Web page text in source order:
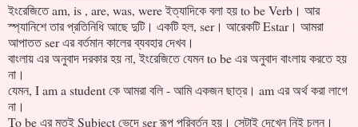
ইংরেজিতে am, is , are, was, were ইত্যাদিকে বলা হয় to be Verb। আর
স্প্যানিশে তার প্রতিনিধি আছে দুটি। একটি হল, ser। আরেকটি Estar। আমরা
আপাতত ser এর বর্তমান কালের ব্যবহার দেখব।
বাংলায় এর অনুবাদ দরকার হয় না, ইংরেজিতে যেমন to be এর অনুবাদ বাংলায় করতে হয়
না।
যেমন, I am a student কে আমরা বলি - আমি একজন ছাত্র। am এর অর্থ করা লাগে
না।
To be এর মতই Subject ভেদে ser রূপ পরিবর্তন হয়। সেটাই দেখেন নিই্‌ চলুন।